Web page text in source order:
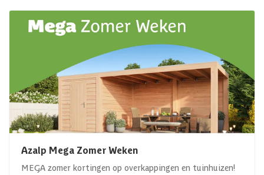
Azalp Mega Zomer Weken
MEGA zomer kortingen op overkappingen en tuinhuizen!